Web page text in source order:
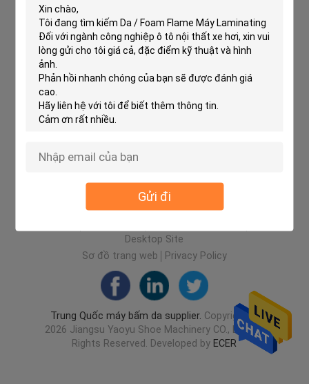
Gửi đi
Desktop Site
Sơ đồ trang web
Privacy Policy
Trung Quốc máy bấm da supplier. Copyright ©
2026 Jiangsu Yaoyu Shoe Machinery CO., LTD. All
Rights Reserved. Developed by ECER